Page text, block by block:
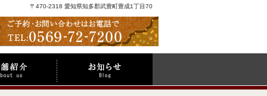
〒470-2318 愛知県知多郡武豊町豊成1丁目70